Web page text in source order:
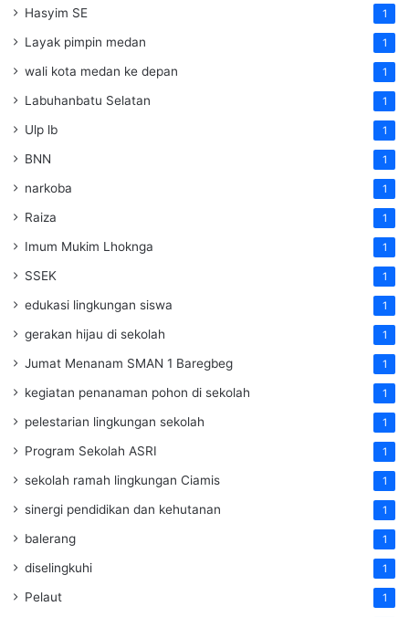
Hasyim SE 1
Layak pimpin medan 1
wali kota medan ke depan 1
Labuhanbatu Selatan 1
Ulp lb 1
BNN 1
narkoba 1
Raiza 1
Imum Mukim Lhoknga 1
SSEK 1
edukasi lingkungan siswa 1
gerakan hijau di sekolah 1
Jumat Menanam SMAN 1 Baregbeg 1
kegiatan penanaman pohon di sekolah 1
pelestarian lingkungan sekolah 1
Program Sekolah ASRI 1
sekolah ramah lingkungan Ciamis 1
sinergi pendidikan dan kehutanan 1
balerang 1
diselingkuhi 1
Pelaut 1